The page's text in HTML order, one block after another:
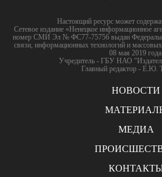
Настоящий ресурс может
Сетевое издание «Ненецкое информационное
номер СМИ Эл № ФС77-75756 выдан
связи, информационных технологий и
08 мая 2019 года.
Учредитель - ГБУ НАО
Главный редактор - Е.Ю.
НОВОСТИ
МЕДИА